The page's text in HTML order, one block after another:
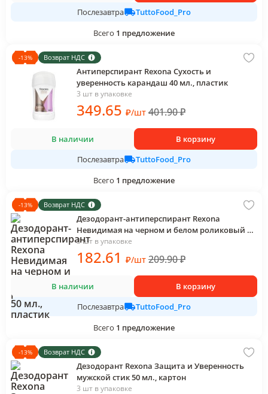
Послезавтра
TuttoFood_Pro
Всего 1 предложение
-13% Возврат НДС
Антиперспирант Rexona Сухость и
уверенность карандаш 40 мл., пластик
3 шт в упаковке
349.65 ₽/шт 401.90₽
В наличии
В корзину
Послезавтра
TuttoFood_Pro
Всего 1 предложение
-13% Возврат НДС
Дезодорант-антиперспирант Rexona
Невидимая на черном и белом роликовый 50
мл., пластик
3 шт в упаковке
182.61 ₽/шт 209.90₽
В наличии
В корзину
Послезавтра
TuttoFood_Pro
Всего 1 предложение
-13% Возврат НДС
Дезодорант Rexona Защита и Уверенность
мужской стик 50 мл., картон
3 шт в упаковке